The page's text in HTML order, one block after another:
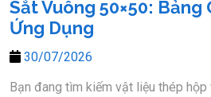
Sắt Vuông 50×50: Bảng
Ứng Dụng
30/07/2026
Bạn đang tìm kiếm vật liệu thép